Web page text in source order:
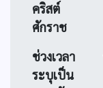
คริสต์
ศักราช
ช่วงเวลา
ระบุเป็น